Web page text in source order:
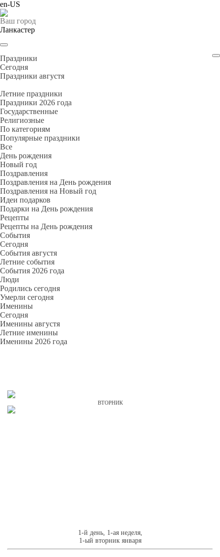
en-US
Ваш город
Ланкастер
Праздники
Cегодня
Праздники августя
Летние праздники
Праздники 2026 года
Государственные
Религиозные
По категориям
Популярные праздники
Все
День рождения
Новый год
Поздравления
Поздравления на День рождения
Поздравления на Новый год
Идеи подарков
Подарки на День рождения
Рецепты
Рецепты на День рождения
События
Cегодня
События августя
Летние события
События 2026 года
Люди
Родились сегодня
Умерли сегодня
Именины
Cегодня
Именины августя
Летние именины
Именины 2026 года
ВТОРНИК
1-й день, 1-ая неделя,
1-ый вторник января